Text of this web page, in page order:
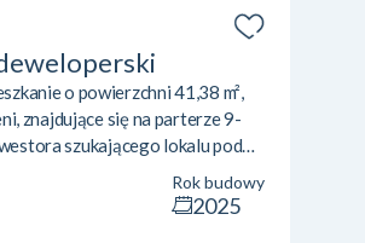
o powierzchni 41,38 m²,
znajdujące się na parterze 9-
szukającego lokalu pod
zapewnia maksymalne
Przestronny salon z aneksem
Rok budowy
2025